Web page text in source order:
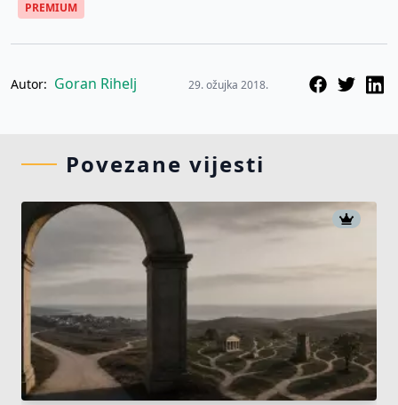
PREMIUM
Autor: Goran Rihelj 29. ožujka 2018.
Povezane vijesti